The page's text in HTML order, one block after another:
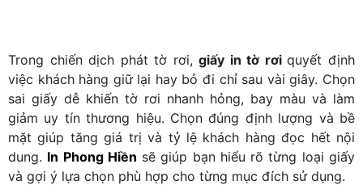
Trong chiến dịch phát tờ rơi,giấy in tờ rơiquyết định
việc khách hàng giữ lại hay bỏ đi chỉ sau vài giây. Chọn
sai giấy dễ khiến tờ rơi nhanh hỏng, bay màu và làm
giảm uy tín thương hiệu. Chọn đúng định lượng và bề
mặt giúp tăng giá trị và tỷ lệ khách hàng đọc hết nội
dung. In Phong Hiền sẽ giúp bạn hiểu rõ từng loại giấy
và gợi ý lựa chọn phù hợp cho từng mục đích sử dụng.